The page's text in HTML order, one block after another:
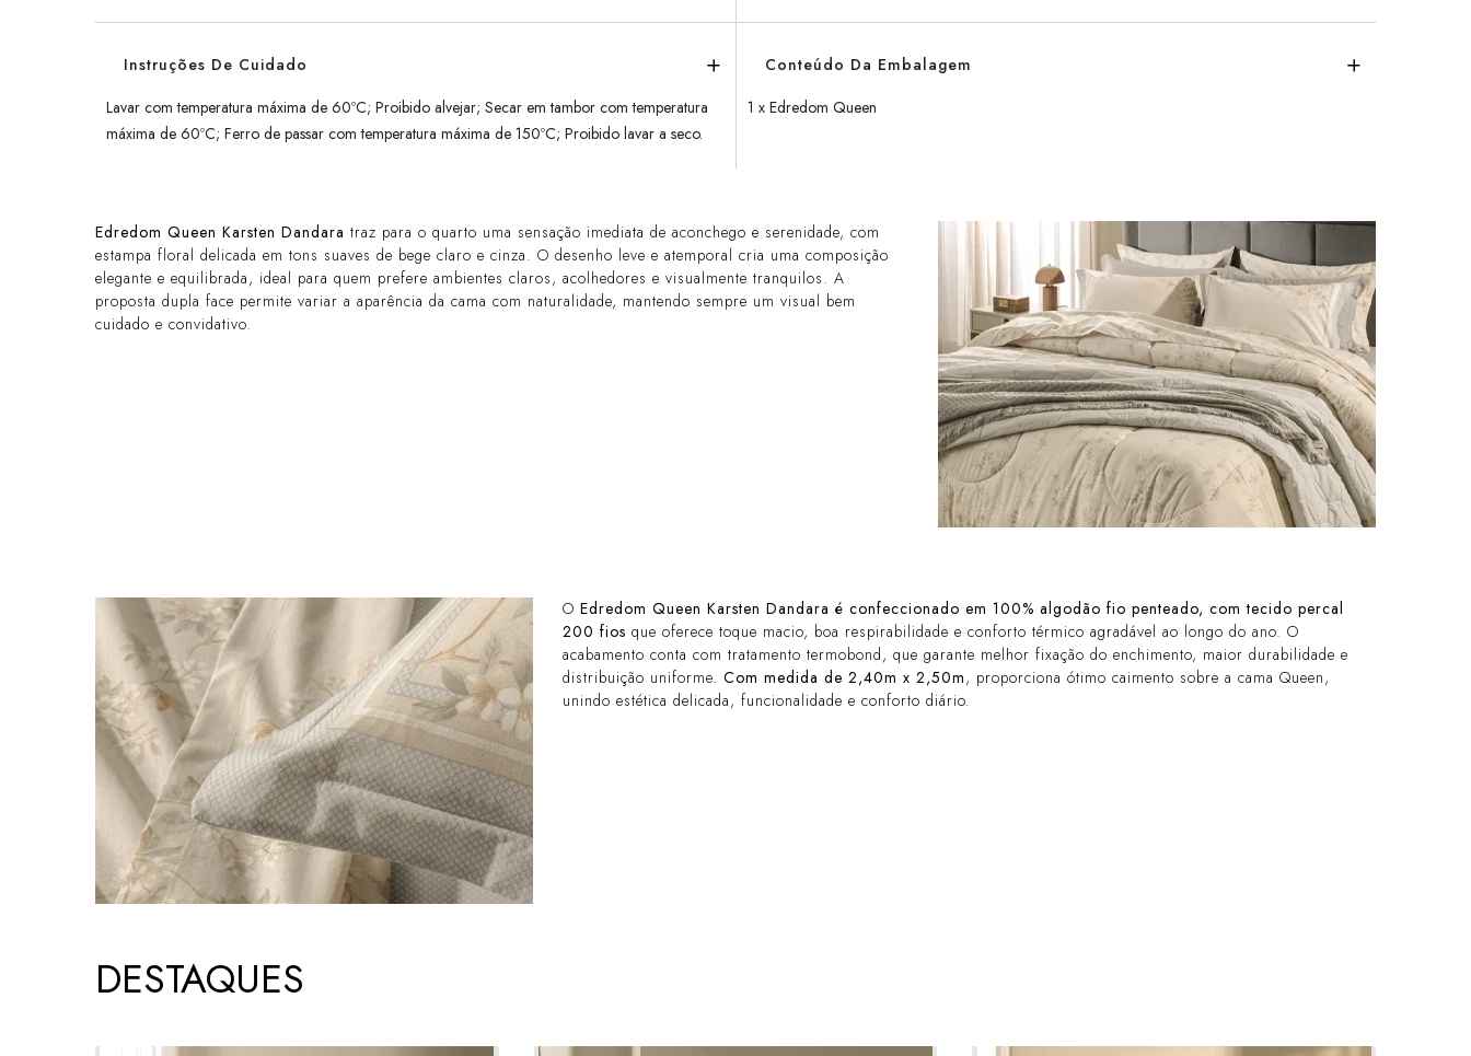
Instruções De Cuidado
Lavar com temperatura máxima de 60ºC; Proibido alvejar; Secar em tambor com temperatura
máxima de 60ºC; Ferro de passar com temperatura máxima de 150ºC; Proibido lavar a seco.
Conteúdo Da Embalagem
1 x Edredom Queen
Edredom Queen Karsten Dandara traz para o quarto uma sensação imediata de aconchego e serenidade, com
estampa floral delicada em tons suaves de bege claro e cinza. O desenho leve e atemporal cria uma composição
elegante e equilibrada, ideal para quem prefere ambientes claros, acolhedores e visualmente tranquilos. A
proposta dupla face permite variar a aparência da cama com naturalidade, mantendo sempre um visual bem
cuidado e convidativo.
OEdredom Queen Karsten Dandara é confeccionado em 100% algodão fio penteado, com tecido percal
200 fios que oferece toque macio, boa respirabilidade e conforto térmico agradável ao longo do ano. O
acabamento conta com tratamento termobond, que garante melhor fixação do enchimento, maior durabilidade e
distribuição uniforme.Com medida de 2,40m x 2,50m, proporciona ótimo caimento sobre a cama Queen,
unindo estética delicada, funcionalidade e conforto diário.
DESTAQUES